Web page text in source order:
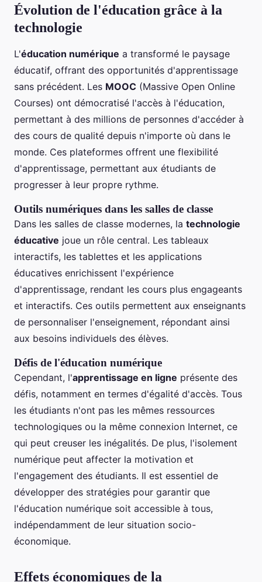
Évolution de l'éducation grâce à la
technologie
L'éducation numérique a transformé le paysage
éducatif, offrant des opportunités d'apprentissage
sans précédent. Les MOOC (Massive Open Online
Courses) ont démocratisé l'accès à l'éducation,
permettant à des millions de personnes d'accéder à
des cours de qualité depuis n'importe où dans le
monde. Ces plateformes offrent une flexibilité
d'apprentissage, permettant aux étudiants de
progresser à leur propre rythme.
Outils numériques dans les salles de classe
Dans les salles de classe modernes, la technologie
éducative joue un rôle central. Les tableaux
interactifs, les tablettes et les applications
éducatives enrichissent l'expérience
d'apprentissage, rendant les cours plus engageants
et interactifs. Ces outils permettent aux enseignants
de personnaliser l'enseignement, répondant ainsi
aux besoins individuels des élèves.
Défis de l'éducation numérique
Cependant, l'apprentissage en ligne présente des
défis, notamment en termes d'égalité d'accès. Tous
les étudiants n'ont pas les mêmes ressources
technologiques ou la même connexion Internet, ce
qui peut creuser les inégalités. De plus, l'isolement
numérique peut affecter la motivation et
l'engagement des étudiants. Il est essentiel de
développer des stratégies pour garantir que
l'éducation numérique soit accessible à tous,
indépendamment de leur situation socio-
économique.
Effets économiques de la